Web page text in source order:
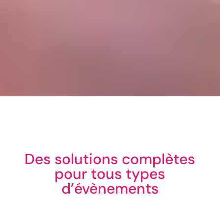
Des solutions complètes
pour tous types
d’évènements